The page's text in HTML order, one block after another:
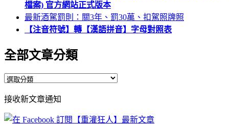
檔案) 官方網站正式版本
最新酒駕罰則：關3年、罰30萬、扣駕照牌照
【注音符號】轉【漢語拼音】字母對照表
全部文章分類
全
文
章
接收新文章通知